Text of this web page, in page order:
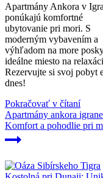
Apartmány Ankora v
ponúkajú komfortné
ubytovanie pri mori. S
moderným vybavením a
výhľadom na more
ideálne miesto na
Rezervujte si svoj pobyt
dnes!
Pokračovať v čítaní
Apartmány ankora
Komfort a pohodlie pri